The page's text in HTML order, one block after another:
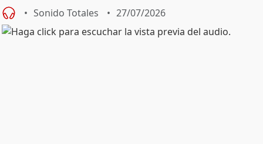
Sonido Totales 27/07/2026